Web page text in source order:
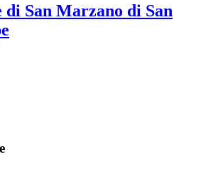
di San Marzano di San